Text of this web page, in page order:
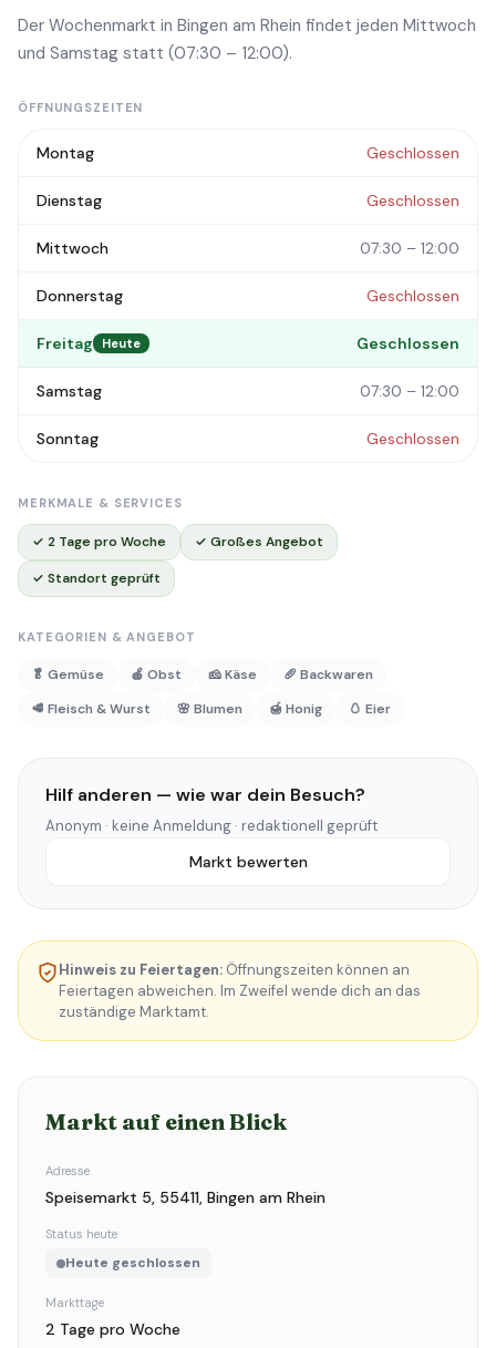
Der Wochenmarkt in Bingen am Rhein findet jeden Mittwoch
und Samstag statt (07:30 – 12:00).
ÖFFNUNGSZEITEN
Montag Geschlossen
Dienstag Geschlossen
Mittwoch 07:30 – 12:00
Donnerstag Geschlossen
Freitag Heute Geschlossen
Samstag 07:30 – 12:00
Sonntag Geschlossen
MERKMALE & SERVICES
✓ 2 Tage pro Woche ✓ Großes Angebot
✓ Standort geprüft
KATEGORIEN & ANGEBOT
🥬 Gemüse 🍎 Obst 🧀 Käse
🥖 Backwaren
🥩 Fleisch & Wurst
🌸 Blumen 🍯 Honig 🥚 Eier
Hilf anderen — wie war dein Besuch?
Anonym · keine Anmeldung · redaktionell geprüft
Markt bewerten
Hinweis zu Feiertagen: Öffnungszeiten können an
Feiertagen abweichen. Im Zweifel wende dich an das
zuständige Marktamt.
Markt auf einen Blick
Adresse
Speisemarkt 5, 55411, Bingen am Rhein
Status heute
Heute geschlossen
Markttage
2 Tage pro Woche